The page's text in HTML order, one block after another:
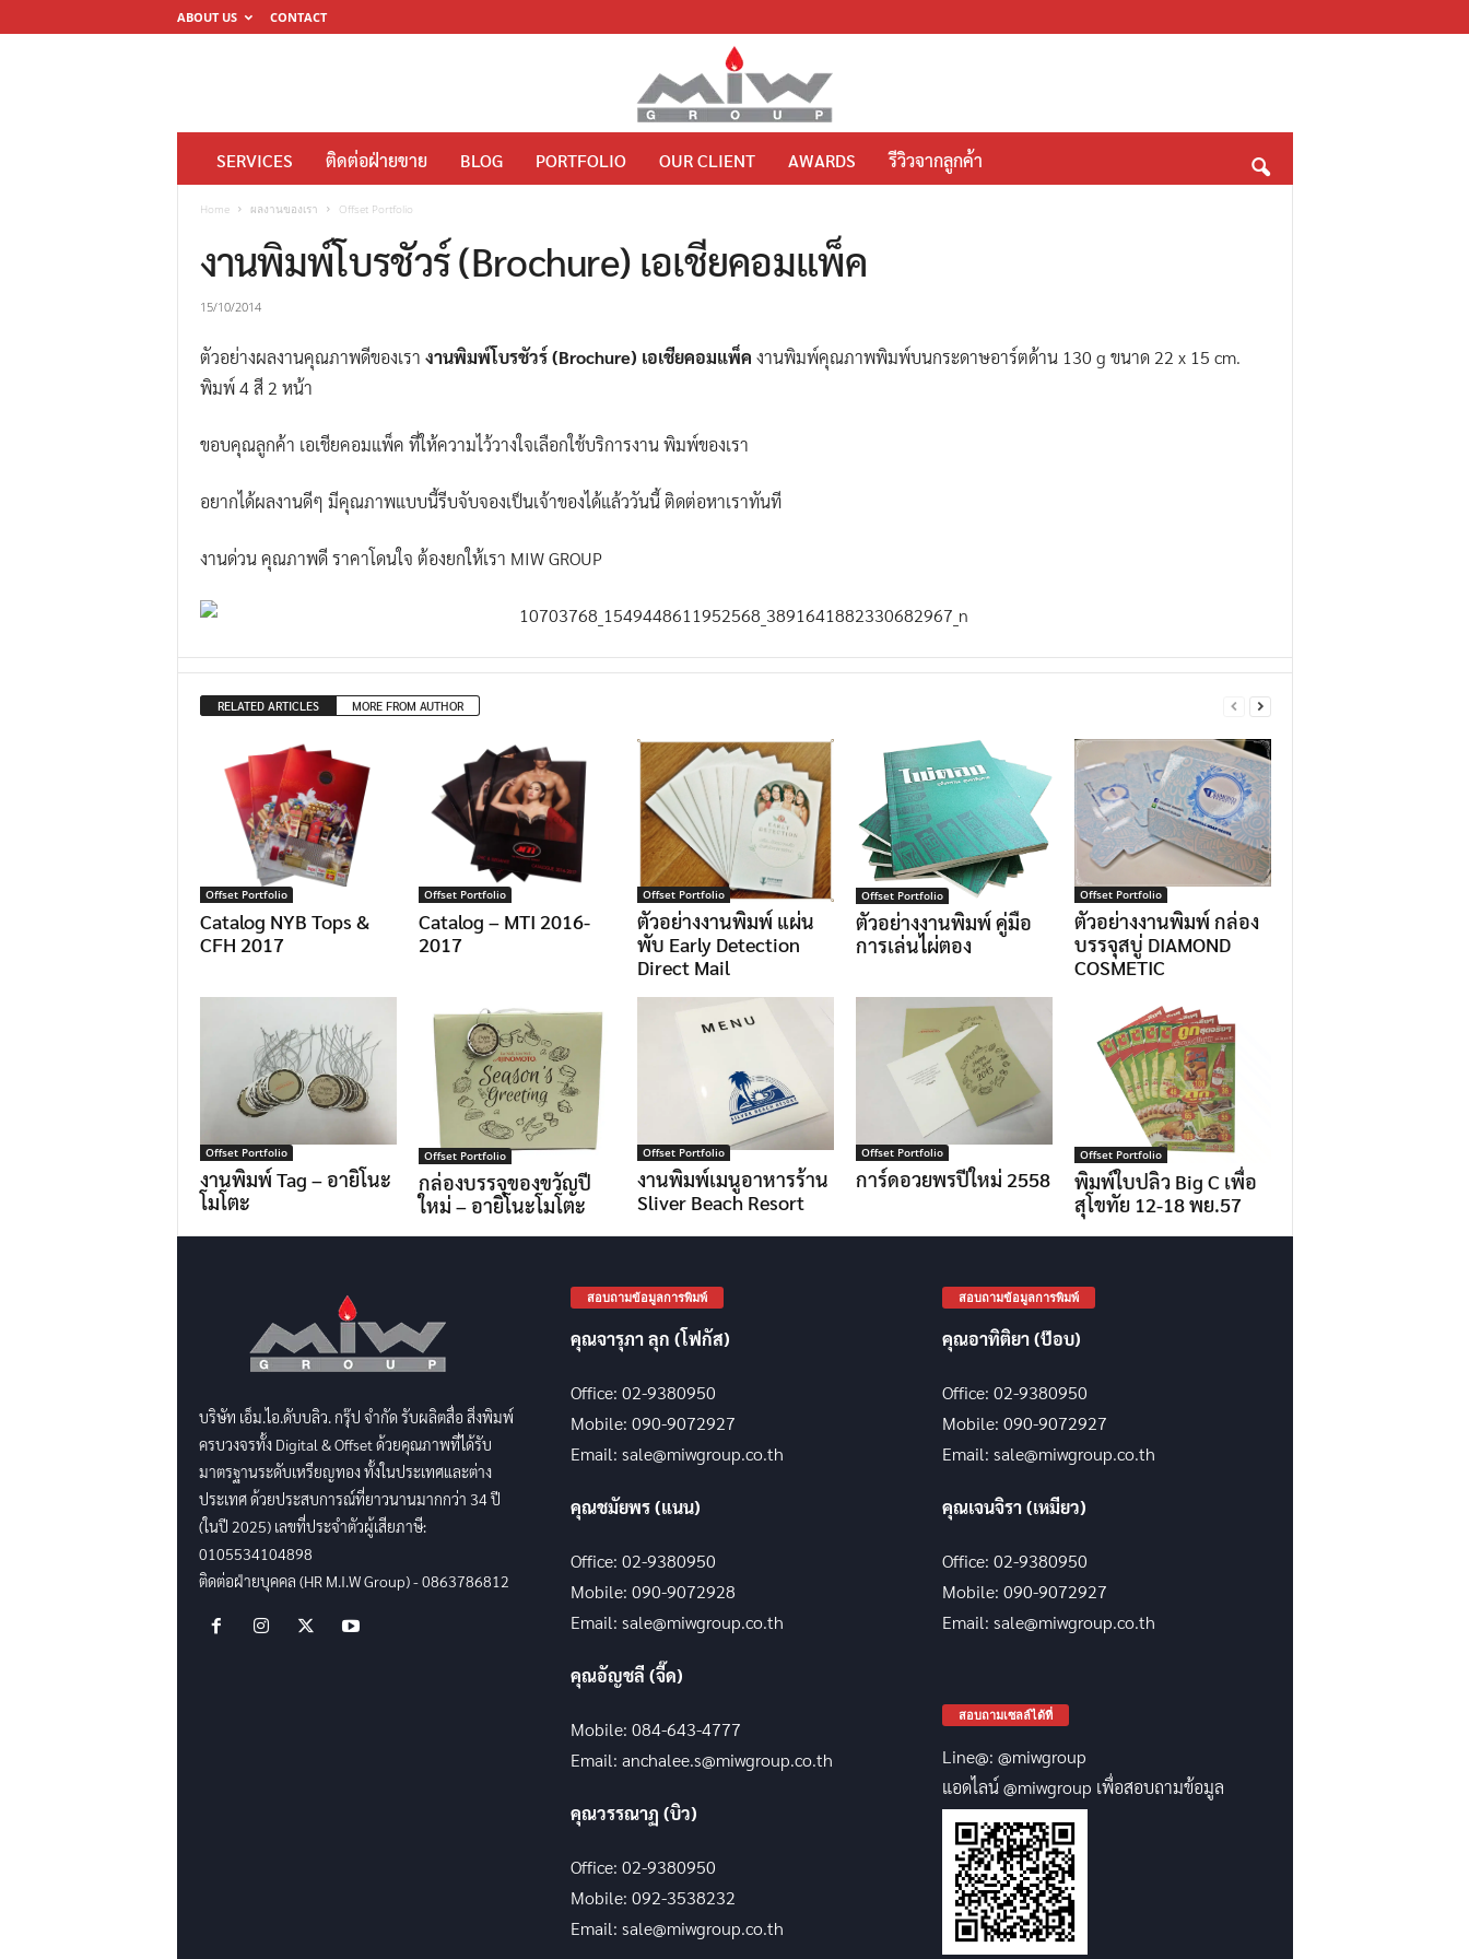
ABOUT US CONTACT
SERVICES ติดต่อฝ่ายขาย BLOG PORTFOLIO OUR CLIENT AWARDS รีวิวจากลูกค้า
Home ผลงานของเรา Offset Portfolio
งานพิมพ์โบรชัวร์ (Brochure) เอเชียคอมแพ็ค
15/10/2014
ตัวอย่างผลงานคุณภาพดีของเรา งานพิมพ์โบรชัวร์ (Brochure) เอเชียคอมแพ็ค งานพิมพ์คุณภาพพิมพ์บนกระดาษอาร์ตด้าน 130 g ขนาด 22 x 15 cm.
พิมพ์ 4 สี 2 หน้า
ขอบคุณลูกค้า เอเชียคอมแพ็ค ที่ให้ความไว้วางใจเลือกใช้บริการงาน พิมพ์ของเรา
อยากได้ผลงานดีๆ มีคุณภาพแบบนี้รีบจับจองเป็นเจ้าของได้แล้ววันนี้ ติดต่อหาเราทันที
งานด่วน คุณภาพดี ราคาโดนใจ ต้องยกให้เรา MIW GROUP
RELATED ARTICLES MORE FROM AUTHOR
Offset Portfolio
Catalog NYB Tops &
CFH 2017
Offset Portfolio
Catalog – MTI 2016-
2017
Offset Portfolio
ตัวอย่างงานพิมพ์ แผ่น
พับ Early Detection
Direct Mail
Offset Portfolio
ตัวอย่างงานพิมพ์ คู่มือ
การเล่นไผ่ตอง
Offset Portfolio
ตัวอย่างงานพิมพ์ กล่อง
บรรจุสบู่ DIAMOND
COSMETIC
Offset Portfolio
งานพิมพ์ Tag – อายิโนะ
โมโตะ
Offset Portfolio
กล่องบรรจุของขวัญปี
ใหม่ – อายิโนะโมโตะ
Offset Portfolio
งานพิมพ์เมนูอาหารร้าน
Sliver Beach Resort
Offset Portfolio
การ์ดอวยพรปีใหม่ 2558
Offset Portfolio
พิมพ์ใบปลิว Big C เพื่อ
สุโขทัย 12-18 พย.57
บริษัท เอ็ม.ไอ.ดับบลิว. กรุ๊ป จำกัด รับผลิตสื่อ สิ่งพิมพ์
ครบวงจรทั้ง Digital & Offset ด้วยคุณภาพที่ได้รับ
มาตรฐานระดับเหรียญทอง ทั้งในประเทศและต่าง
ประเทศ ด้วยประสบการณ์ที่ยาวนานมากกว่า 34 ปี
(ในปี 2025) เลขที่ประจำตัวผู้เสียภาษี:
0105534104898
ติดต่อฝ่ายบุคคล (HR M.I.W Group) - 0863786812
สอบถามข้อมูลการพิมพ์
คุณจารุภา ลุก (โฟกัส)
Office: 02-9380950
Mobile: 090-9072927
Email: sale@miwgroup.co.th
คุณชมัยพร (แนน)
Office: 02-9380950
Mobile: 090-9072928
Email: sale@miwgroup.co.th
คุณอัญชลี (จี๊ด)
Mobile: 084-643-4777
Email: anchalee.s@miwgroup.co.th
คุณวรรณาฏ (บิว)
Office: 02-9380950
Mobile: 092-3538232
Email: sale@miwgroup.co.th
สอบถามข้อมูลการพิมพ์
คุณอาทิติยา (ป๊อบ)
Office: 02-9380950
Mobile: 090-9072927
Email: sale@miwgroup.co.th
คุณเจนจิรา (เหมียว)
Office: 02-9380950
Mobile: 090-9072927
Email: sale@miwgroup.co.th
สอบถามเซลล์ได้ที่
Line@: @miwgroup
แอดไลน์ @miwgroup เพื่อสอบถามข้อมูล